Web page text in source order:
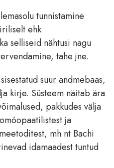
tunnistamine
ehk
selliseid nähtusi nagu
tahe jne.
suur andmebaas,
kirje. Süsteem näitab ära
pakkudes välja
ja
mh nt Bachi
idamaadest tuntud